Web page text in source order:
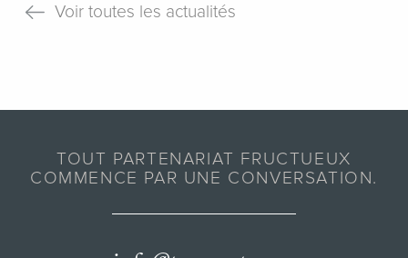
Voir toutes les actualités
TOUT PARTENARIAT FRUCTUEUX
COMMENCE PAR UNE CONVERSATION.